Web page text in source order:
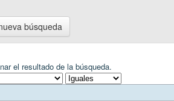
búsqueda
el resultado de la búsqueda.